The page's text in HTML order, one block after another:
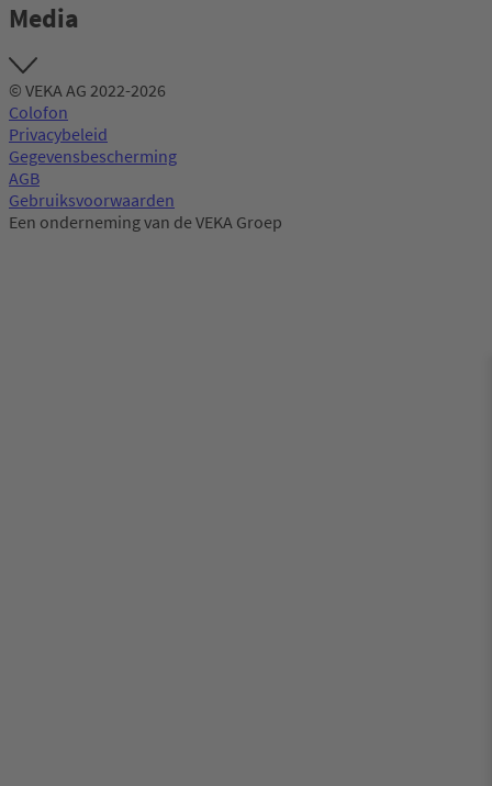
Media
© VEKA AG 2022-2026
Colofon
Privacybeleid
Gegevensbescherming
AGB
Gebruiksvoorwaarden
Een onderneming van de VEKA Groep